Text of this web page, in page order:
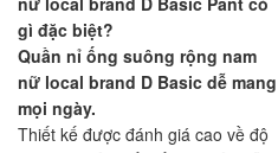
gì đặc biệt?
Quần nỉ ống suông rộng nam
nữ local brand D Basic dễ mang
mọi ngày.
Thiết kế được đánh giá cao về độ